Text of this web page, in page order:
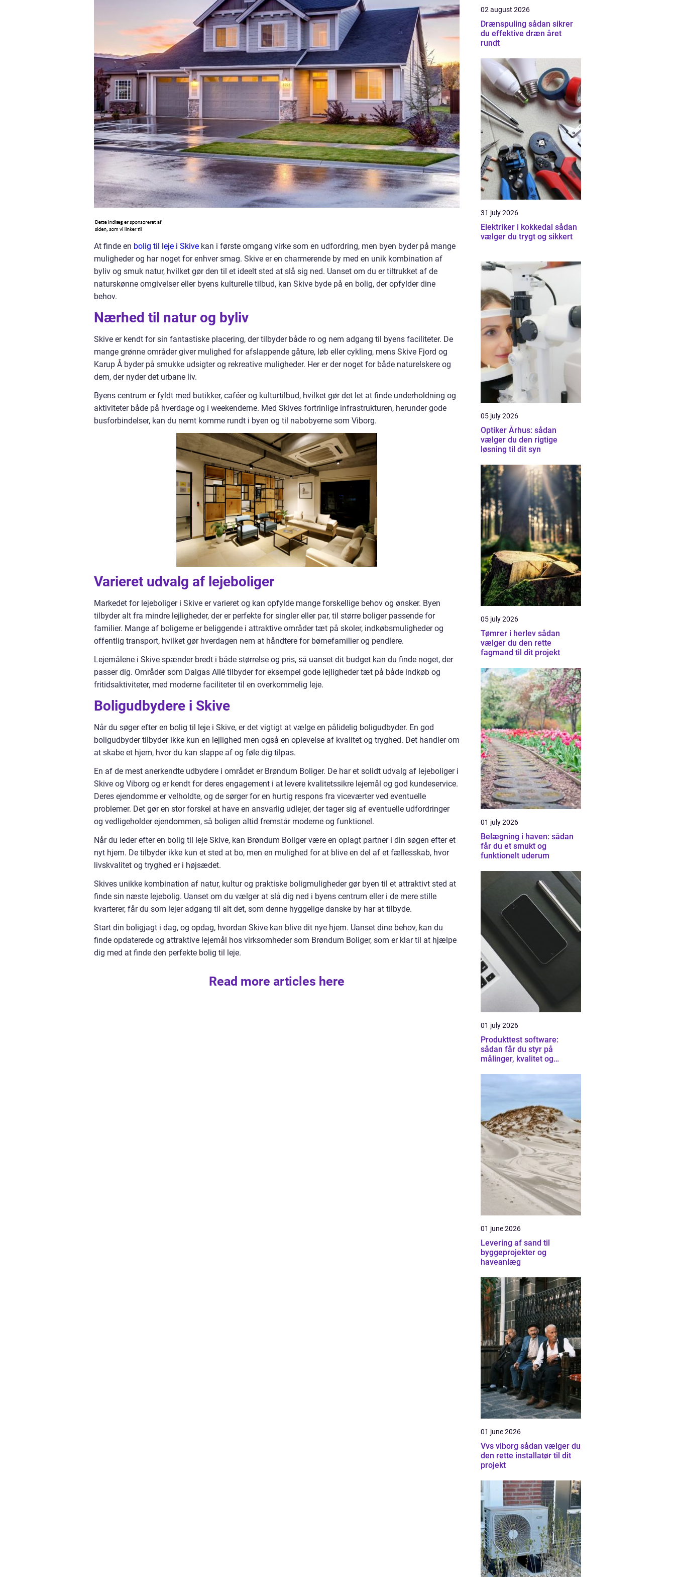
At finde en bolig til leje i Skive kan i første omgang virke som en udfordring, men byen byder på mange
muligheder og har noget for enhver smag. Skive er en charmerende by med en unik kombination af
byliv og smuk natur, hvilket gør den til et ideelt sted at slå sig ned. Uanset om du er tiltrukket af de
naturskønne omgivelser eller byens kulturelle tilbud, kan Skive byde på en bolig, der opfylder dine
behov.
Nærhed til natur og byliv
Skive er kendt for sin fantastiske placering, der tilbyder både ro og nem adgang til byens faciliteter. De
mange grønne områder giver mulighed for afslappende gåture, løb eller cykling, mens Skive Fjord og
Karup Å byder på smukke udsigter og rekreative muligheder. Her er der noget for både naturelskere og
dem, der nyder det urbane liv.
Byens centrum er fyldt med butikker, caféer og kulturtilbud, hvilket gør det let at finde underholdning og
aktiviteter både på hverdage og i weekenderne. Med Skives fortrinlige infrastrukturen, herunder gode
busforbindelser, kan du nemt komme rundt i byen og til nabobyerne som Viborg.
Varieret udvalg af lejeboliger
Markedet for lejeboliger i Skive er varieret og kan opfylde mange forskellige behov og ønsker. Byen
tilbyder alt fra mindre lejligheder, der er perfekte for singler eller par, til større boliger passende for
familier. Mange af boligerne er beliggende i attraktive områder tæt på skoler, indkøbsmuligheder og
offentlig transport, hvilket gør hverdagen nem at håndtere for børnefamilier og pendlere.
Lejemålene i Skive spænder bredt i både størrelse og pris, så uanset dit budget kan du finde noget, der
passer dig. Områder som Dalgas Allé tilbyder for eksempel gode lejligheder tæt på både indkøb og
fritidsaktiviteter, med moderne faciliteter til en overkommelig leje.
Boligudbydere i Skive
Når du søger efter en bolig til leje i Skive, er det vigtigt at vælge en pålidelig boligudbyder. En god
boligudbyder tilbyder ikke kun en lejlighed men også en oplevelse af kvalitet og tryghed. Det handler om
at skabe et hjem, hvor du kan slappe af og føle dig tilpas.
En af de mest anerkendte udbydere i området er Brøndum Boliger. De har et solidt udvalg af lejeboliger i
Skive og Viborg og er kendt for deres engagement i at levere kvalitetssikre lejemål og god kundeservice.
Deres ejendomme er velholdte, og de sørger for en hurtig respons fra viceværter ved eventuelle
problemer. Det gør en stor forskel at have en ansvarlig udlejer, der tager sig af eventuelle udfordringer
og vedligeholder ejendommen, så boligen altid fremstår moderne og funktionel.
Når du leder efter en bolig til leje Skive, kan Brøndum Boliger være en oplagt partner i din søgen efter et
nyt hjem. De tilbyder ikke kun et sted at bo, men en mulighed for at blive en del af et fællesskab, hvor
livskvalitet og tryghed er i højsædet.
Skives unikke kombination af natur, kultur og praktiske boligmuligheder gør byen til et attraktivt sted at
finde sin næste lejebolig. Uanset om du vælger at slå dig ned i byens centrum eller i de mere stille
kvarterer, får du som lejer adgang til alt det, som denne hyggelige danske by har at tilbyde.
Start din boligjagt i dag, og opdag, hvordan Skive kan blive dit nye hjem. Uanset dine behov, kan du
finde opdaterede og attraktive lejemål hos virksomheder som Brøndum Boliger, som er klar til at hjælpe
dig med at finde den perfekte bolig til leje.
Read more articles here
02 august 2026
Drænspuling sådan sikrer
du effektive dræn året
rundt
31 july 2026
Elektriker i kokkedal sådan
vælger du trygt og sikkert
05 july 2026
Optiker Århus: sådan
vælger du den rigtige
løsning til dit syn
05 july 2026
Tømrer i herlev sådan
vælger du den rette
fagmand til dit projekt
01 july 2026
Belægning i haven: sådan
får du et smukt og
funktionelt uderum
01 july 2026
Produkttest software:
sådan får du styr på
målinger, kvalitet og
01 june 2026
Levering af sand til
byggeprojekter og
haveanlæg
01 june 2026
Vvs viborg sådan vælger du
den rette installatør til dit
projekt